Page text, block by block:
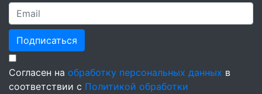
Подписаться
Согласен на обработку персональных данных в
соответствии с Политикой обработки